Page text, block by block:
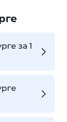
за 1